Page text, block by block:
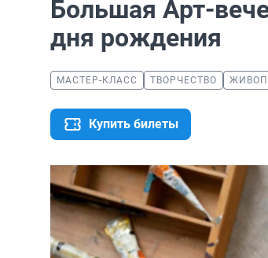
Большая Арт-
дня рождения
МАСТЕР-КЛАСС ТВОРЧЕСТВО
Купить билеты